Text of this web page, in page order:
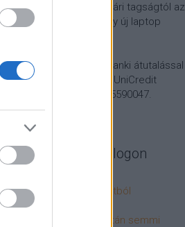
költségeit a könyvtári tagságtól az
előfizetésen át egy új laptop
egyszerű banki átutalással
Papp Géza, UniCredit
10918001-00000022-65590047.
Fővárosi Blog
cikkek a blogon
fogorvosi rendelő a múltból
a 4-es metrón
tervezik, megígérik, aztán semmi